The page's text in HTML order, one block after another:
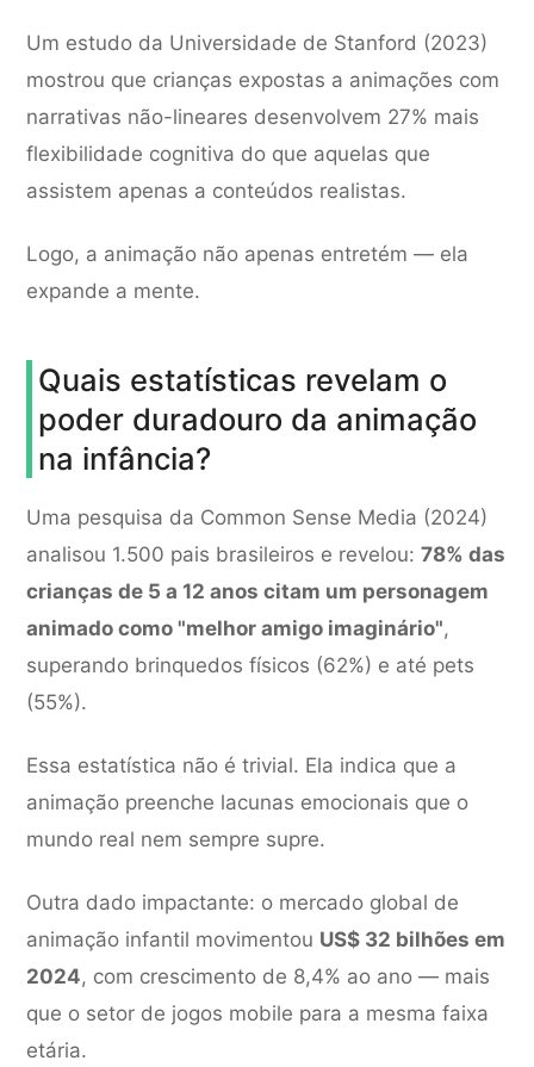
Um estudo da Universidade de Stanford (2023)
mostrou que crianças expostas a animações com
narrativas não-lineares desenvolvem 27% mais
flexibilidade cognitiva do que aquelas que
assistem apenas a conteúdos realistas.
Logo, a animação não apenas entretém — ela
expande a mente.
Quais estatísticas revelam o
poder duradouro da animação
na infância?
Uma pesquisa da Common Sense Media (2024)
analisou 1.500 pais brasileiros e revelou:78% das
crianças de 5 a 12 anos citam um personagem
animado como "melhor amigo imaginário",
superando brinquedos físicos (62%) e até pets
(55%).
Essa estatística não é trivial. Ela indica que a
animação preenche lacunas emocionais que o
mundo real nem sempre supre.
Outra dado impactante: o mercado global de
animação infantil movimentou US$ 32 bilhões em
2024, com crescimento de 8,4% ao ano — mais
que o setor de jogos mobile para a mesma faixa
etária.